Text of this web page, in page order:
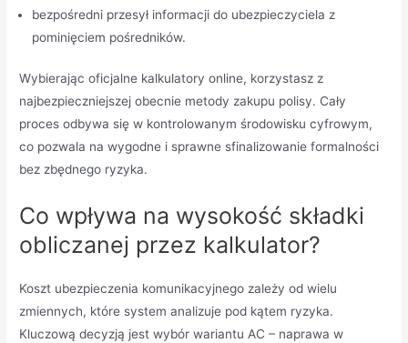
bezpośredni przesył informacji do ubezpieczyciela z
pominięciem pośredników.
Wybierając oficjalne kalkulatory online, korzystasz z
najbezpieczniejszej obecnie metody zakupu polisy. Cały
proces odbywa się w kontrolowanym środowisku cyfrowym,
co pozwala na wygodne i sprawne sfinalizowanie formalności
bez zbędnego ryzyka.
Co wpływa na wysokość składki
obliczanej przez kalkulator?
Koszt ubezpieczenia komunikacyjnego zależy od wielu
zmiennych, które system analizuje pod kątem ryzyka.
Kluczową decyzją jest wybór wariantu AC – naprawa w